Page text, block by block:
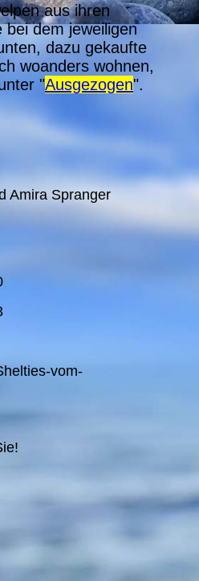
aus ihren
bei dem jeweiligen
dazu gekaufte
woanders wohnen,
"Ausgezogen".
Amira Spranger
vom-